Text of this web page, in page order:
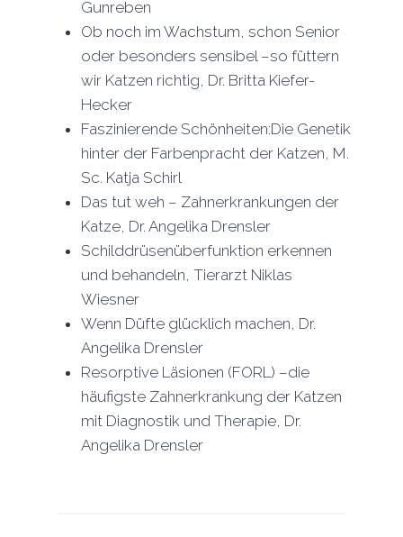
Gunreben
Ob noch im Wachstum, schon Senior
oder besonders sensibel –so füttern
wir Katzen richtig, Dr. Britta Kiefer-
Hecker
Faszinierende Schönheiten:Die Genetik
hinter der Farbenpracht der Katzen, M.
Sc. Katja Schirl
Das tut weh – Zahnerkrankungen der
Katze, Dr. Angelika Drensler
Schilddrüsenüberfunktion erkennen
und behandeln, Tierarzt Niklas
Wiesner
Wenn Düfte glücklich machen, Dr.
Angelika Drensler
Resorptive Läsionen (FORL) –die
häufigste Zahnerkrankung der Katzen
mit Diagnostik und Therapie, Dr.
Angelika Drensler